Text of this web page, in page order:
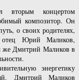
вторым концертом
композитор. Он
о своих родителях,
отец Юрий Маликов,
же Дмитрий Маликов в
энергетику
Дмитрий Маликов